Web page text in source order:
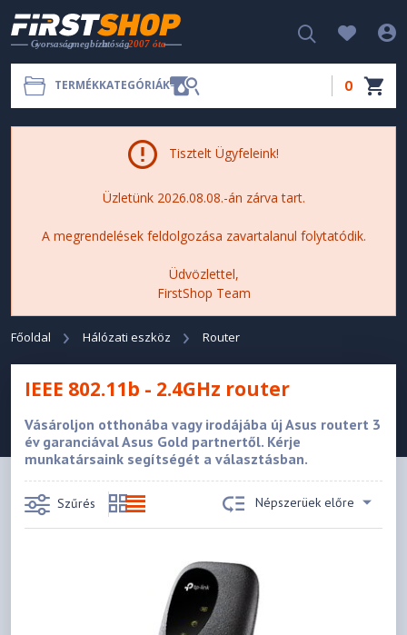
TERMÉKKATEGÓRIÁK 0
Tisztelt Ügyfeleink!
Üzletünk 2026.08.08.-án zárva tart.
A megrendelések feldolgozása zavartalanul folytatódik.
Üdvözlettel,
FirstShop Team
Főoldal Hálózati eszköz Router
IEEE 802.11b - 2.4GHz router
Vásároljon otthonába vagy irodájába új Asus routert 3
év garanciával Asus Gold partnertől. Kérje
munkatársaink segítségét a választásban.
Szűrés Népszerüek előre